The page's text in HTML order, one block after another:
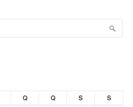
Q Q S
S